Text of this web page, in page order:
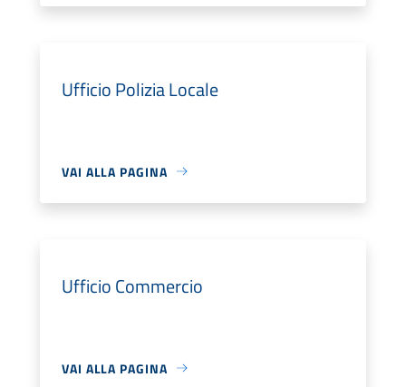
Ufficio Polizia Locale
VAI ALLA PAGINA
Ufficio Commercio
VAI ALLA PAGINA